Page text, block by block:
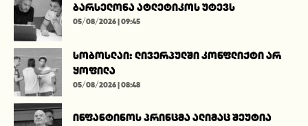
ბარსელონა ატლეტიკოს უტევს
05/08/2026 | 09:45
სობოსლაი: ლივერპულში კონფლიქტი არ
ყოფილა
05/08/2026 | 08:48
ინფანტინოს პრინცმა ალიმაც შეუტია